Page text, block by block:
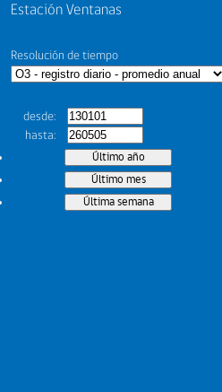
Estación Ventanas
Resolución de tiempo
desde
hasta